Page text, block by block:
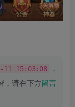
11 15:03:08
，
，请在下方留言